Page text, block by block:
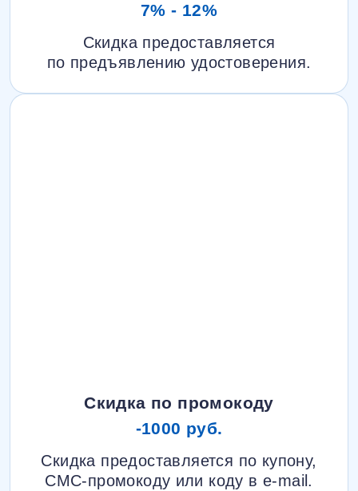
7% - 12%
Скидка предоставляется
по предъявлению удостоверения.
Скидка по промокоду
-1000 руб.
Скидка предоставляется по купону,
СМС-промокоду или коду в e-mail.